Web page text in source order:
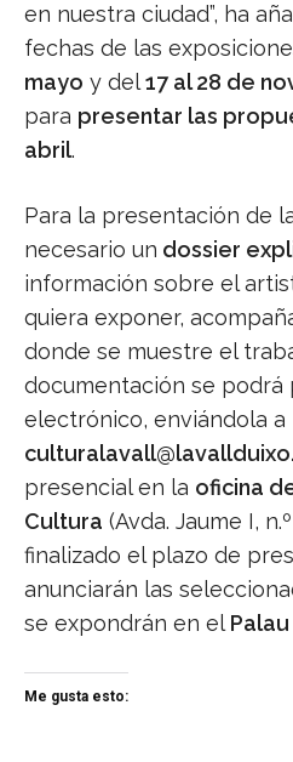
en nuestra ciudad”, ha
fechas de las
mayo y del17 al 28 de
para presentar las
abril.
Para la presentación de
necesario un dossier
información sobre el
quiera exponer,
donde se muestre el
documentación se
electrónico, enviándola a
presencial en la oficina
Cultura (Avda. Jaume I,
finalizado el plazo de
anunciarán las
se expondrán en elPalau
Me gusta esto: